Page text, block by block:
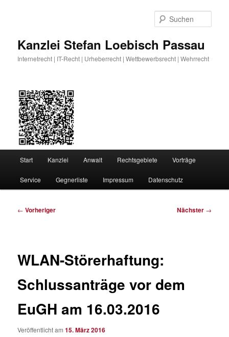
Kanzlei Stefan Loebisch Passau
Internetrecht | IT-Recht | Urheberrecht | Wettbewerbsrecht | Wehrrecht
Start Kanzlei Anwalt Rechtsgebiete Vorträge
Service Gegnerliste Impressum Datenschutz
Beitragsnavigation
← Vorheriger Nächster →
WLAN-Störerhaftung:
Schlussanträge vor dem
EuGH am 16.03.2016
Veröffentlicht am15. März 2016